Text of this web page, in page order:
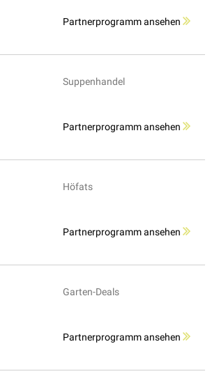
Partnerprogramm ansehen
Suppenhandel
Partnerprogramm ansehen
Höfats
Partnerprogramm ansehen
Garten-Deals
Partnerprogramm ansehen